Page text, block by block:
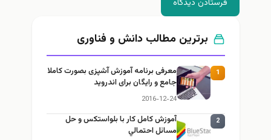
فرستادن دیدگاه
برترین مطالب دانش و فناوری
1
معرفی برنامه آموزش آشپزی بصورت کاملا
جامع و رایگان برای اندروید
2016-12-24
2
آموزش كامل كار با بلواستكس و حل
مسائل احتمالي